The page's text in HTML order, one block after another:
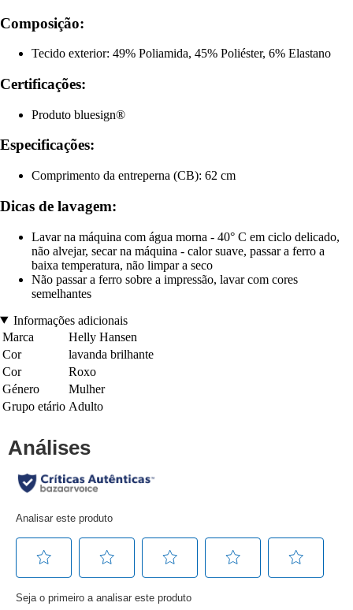
Composição:
Tecido exterior: 49% Poliamida, 45% Poliéster, 6% Elastano
Certificações:
Produto bluesign®
Especificações:
Comprimento da entreperna (CB): 62 cm
Dicas de lavagem:
Lavar na máquina com água morna - 40° C em ciclo delicado,
não alvejar, secar na máquina - calor suave, passar a ferro a
baixa temperatura, não limpar a seco
Não passar a ferro sobre a impressão, lavar com cores
semelhantes
Informações adicionais
Marca
Helly Hansen
Cor
lavanda brilhante
Cor
Roxo
Género
Mulher
Grupo etário Adulto